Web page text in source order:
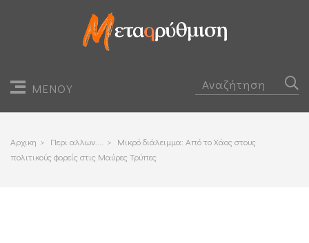
ΜΕΝΟΥ
Αρχικη > Περι αλλων.... > Μικρό διάλειμμα: Από το Χάος στους
πολιτικούς φορείς στις Μαύρες Τρύπες